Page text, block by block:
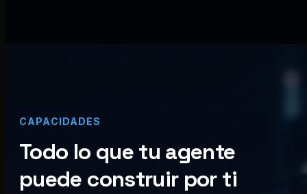
CAPACIDADES
Todo lo que tu agente
puede construir por ti